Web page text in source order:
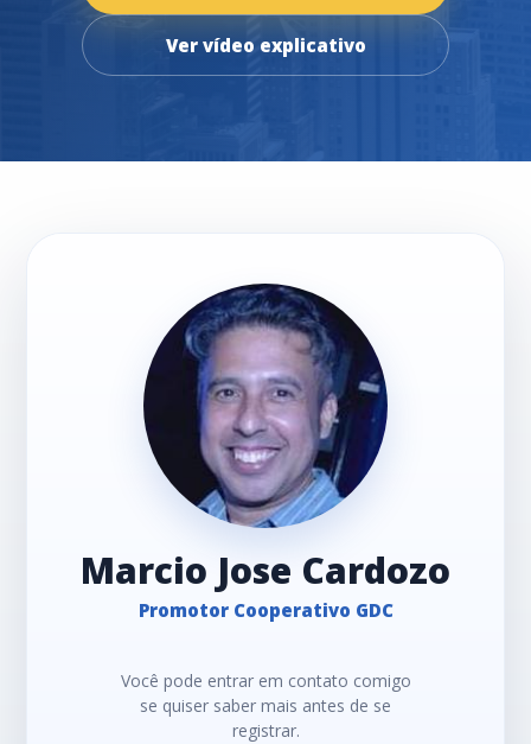
Ver vídeo explicativo
Marcio Jose Cardozo
Promotor Cooperativo GDC
Você pode entrar em contato comigo
se quiser saber mais antes de se
registrar.